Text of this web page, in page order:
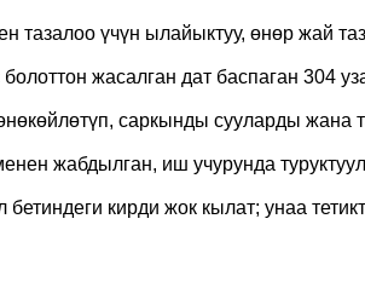
үчүн ылайыктуу, өнөр жай
жасалган дат баспаган 304
саркынды сууларды
жабдылган, иш учурунда
кирди жок кылат; унаа